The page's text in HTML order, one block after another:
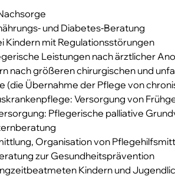
und Diabetes-Beratung
Kindern mit Regulationsstörungen
Leistungen nach ärztlicher
nach größeren chirurgischen und
(die Übernahme der Pflege von
Versorgung von
Pflegerische palliative
Organisation von
zur Gesundheitsprävention
Kindern und